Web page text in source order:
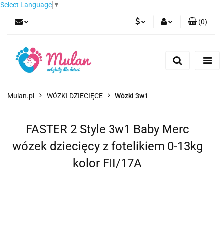
Select Language ▼
(0)
Mulan.pl WÓZKI DZIECIĘCE Wózki 3w1
FASTER 2 Style 3w1 Baby Merc
wózek dziecięcy z fotelikiem 0-13kg
kolor FII/17A